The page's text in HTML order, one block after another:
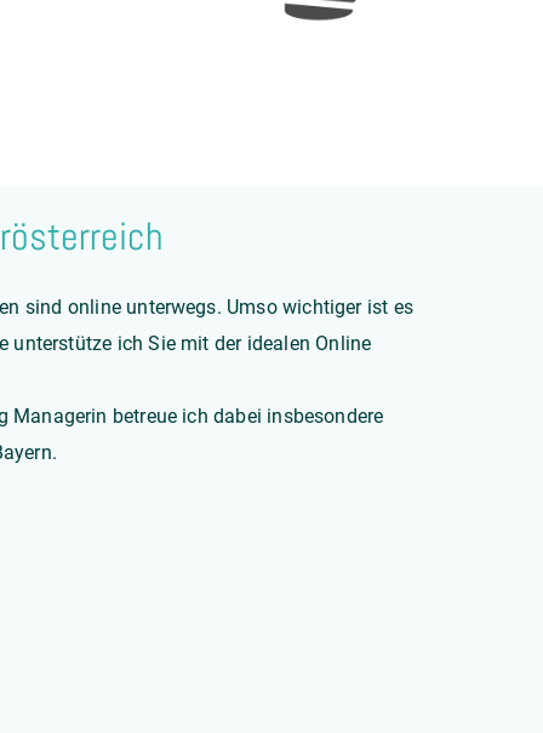
sind online unterwegs. Umso wichtiger ist es
unterstütze ich Sie mit der idealen Online
Managerin betreue ich dabei insbesondere